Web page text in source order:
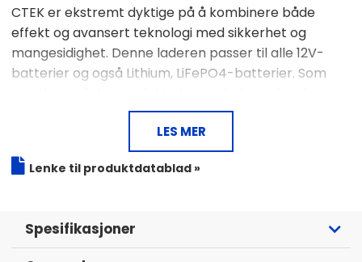
CTEK er ekstremt dyktige på å kombinere både
effekt og avansert teknologi med sikkerhet og
mangesidighet. Denne laderen passer til alle 12V-
batterier og også Lithium, LiFePO4-batterier. Som
Den avanserte teknologien sikkerhetsstiller en rask
og sikker lading for det spesifikke batteriets behov!
SUPPLY-modusen innebærer at laderen
LES MER
Lenke til produktdatablad »
Spesifikasjoner